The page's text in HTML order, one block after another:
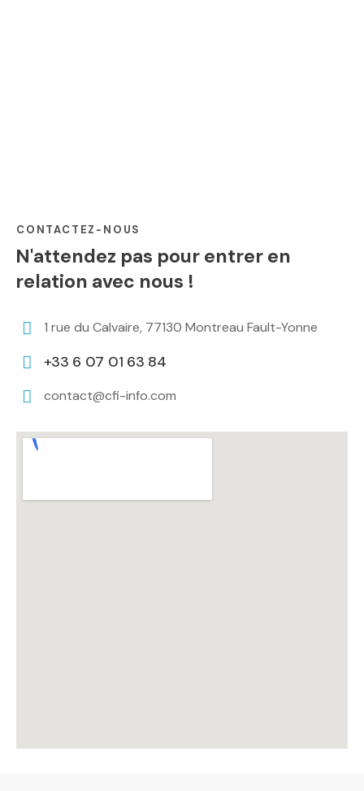
CONTACTEZ-NOUS
N'attendez pas pour entrer en
relation avec nous !
1 rue du Calvaire, 77130 Montreau Fault-Yonne
+33 6 07 01 63 84
contact@cfi-info.com